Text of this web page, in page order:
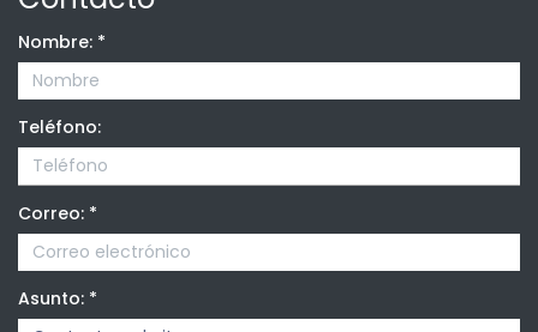
Nombre: *
Teléfono:
Correo: *
Asunto: *